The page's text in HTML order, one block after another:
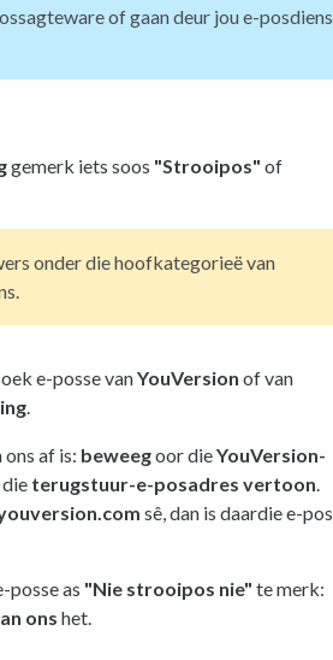
of gaan deur jou e-posdiens
gemerk iets soos "Strooipos" of
onder die hoofkategorieë van
e-posse vanYouVersion of van
.
af is: beweegoor dieYouVersion-
die terugstuur-e-posadres vertoon
sê, dan is daardie e-pos
posse as "Nie strooipos nie" te merk:
ons het.